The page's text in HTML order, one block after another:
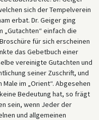
oder Praktiken
Tradition spielten
wie auch in den
Religionsleben im 19.
sich der Tempelverein
„Gutachten“ einfach die
das Gebetbuch einer
vereinigte Gutachten und
seiner Zuschrift, und
im „Orient“. Abgesehen
Bedeutung hat, so frägt
sein, wenn Jeder der
und allgemeinen